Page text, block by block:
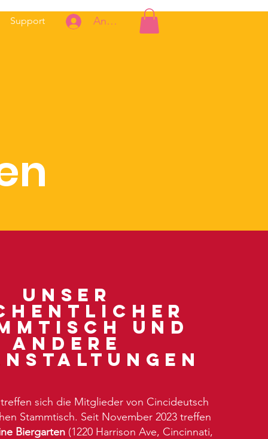
Support Anmelden
Unser
und
andere
sich die Mitglieder von Cincideutsch
Stammtisch. Seit November 2023 treffen
Biergarten (1220 Harrison Ave, Cincinnati,